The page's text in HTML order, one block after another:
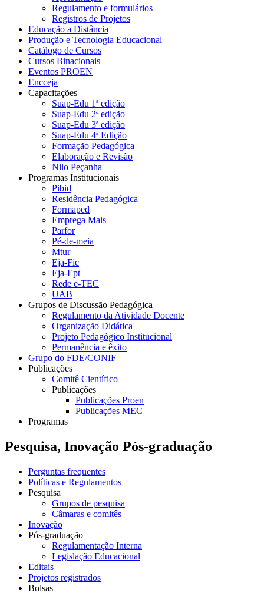
Regulamento e formulários
Registros de Projetos
Educação a Distância
Produção e Tecnologia Educacional
Catálogo de Cursos
Cursos Binacionais
Eventos PROEN
Encceja
Capacitações
Suap-Edu 1ª edição
Suap-Edu 2ª edição
Suap-Edu 3ª edição
Suap-Edu 4ª Edição
Formação Pedagógica
Elaboração e Revisão
Nilo Peçanha
Programas Institucionais
Pibid
Residência Pedagógica
Formaped
Emprega Mais
Parfor
Pé-de-meia
Mtur
Eja-Fic
Eja-Ept
Rede e-TEC
UAB
Grupos de Discussão Pedagógica
Regulamento da Atividade Docente
Organização Didática
Projeto Pedagógico Institucional
Permanência e êxito
Grupo do FDE/CONIF
Publicações
Comitê Científico
Publicações
Publicações Proen
Publicações MEC
Programas
Pesquisa, Inovação Pós-graduação
Perguntas frequentes
Políticas e Regulamentos
Pesquisa
Grupos de pesquisa
Câmaras e comitês
Inovação
Pós-graduação
Regulamentação Interna
Legislação Educacional
Editais
Projetos registrados
Bolsas